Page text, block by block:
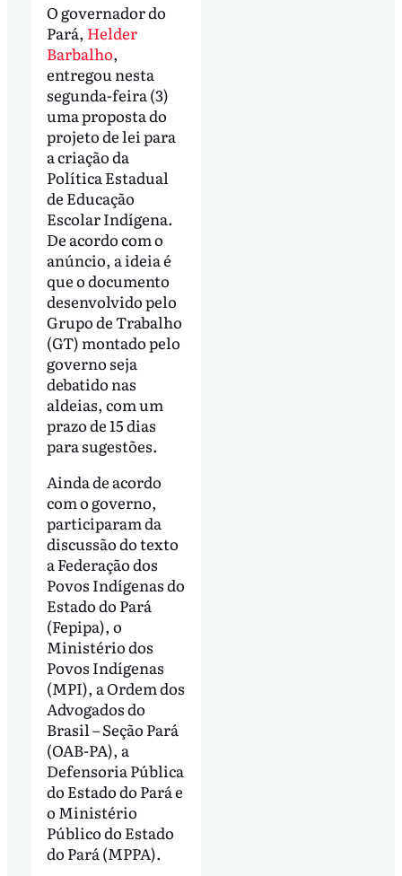
O governador do
Pará, Helder
Barbalho,
entregou nesta
segunda-feira (3)
uma proposta do
projeto de lei para
a criação da
Política Estadual
de Educação
Escolar Indígena.
De acordo com o
anúncio, a ideia é
que o documento
desenvolvido pelo
Grupo de Trabalho
(GT) montado pelo
governo seja
debatido nas
aldeias, com um
prazo de 15 dias
para sugestões.
Ainda de acordo
com o governo,
participaram da
discussão do texto
a Federação dos
Povos Indígenas do
Estado do Pará
(Fepipa), o
Ministério dos
Povos Indígenas
(MPI), a Ordem dos
Advogados do
Brasil – Seção Pará
(OAB-PA), a
Defensoria Pública
do Estado do Pará e
o Ministério
Público do Estado
do Pará (MPPA).